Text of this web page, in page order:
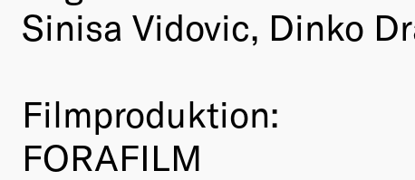
Sinisa Vidovic, Dinko
Filmproduktion:
FORAFILM